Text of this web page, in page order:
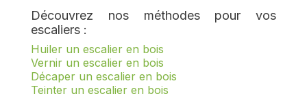
Découvrez nos méthodes pour vos
escaliers :
Huiler un escalier en bois
Vernir un escalier en bois
Décaper un escalier en bois
Teinter un escalier en bois